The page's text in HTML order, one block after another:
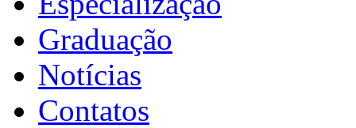
Graduação
Notícias
Contatos